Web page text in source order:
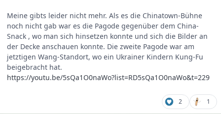
Meine gibts leider nicht mehr. Als es die Chinatown-Bühne
noch nicht gab war es die Pagode gegenüber dem China-
Snack , wo man sich hinsetzen konnte und sich die Bilder an
der Decke anschauen konnte. Die zweite Pagode war am
jetztigen Wang-Standort, wo ein Ukrainer Kindern Kung-Fu
beigebracht hat.
https://youtu.be/5sQa1O0naWo?list=RD5sQa1O0naWo&t=229
2 1